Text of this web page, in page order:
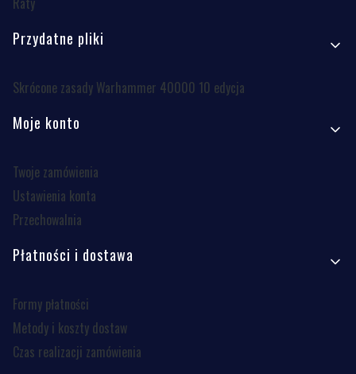
Przydatne pliki
Skrócone zasady Warhammer 40000 10 edycja
Moje konto
Twoje zamówienia
Ustawienia konta
Przechowalnia
Płatności i dostawa
Formy płatności
Metody i koszty dostaw
Czas realizacji zamówienia